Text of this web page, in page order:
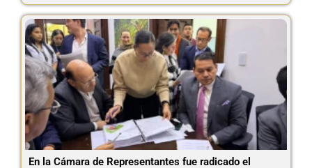
En la Cámara de Representantes fue radicado el